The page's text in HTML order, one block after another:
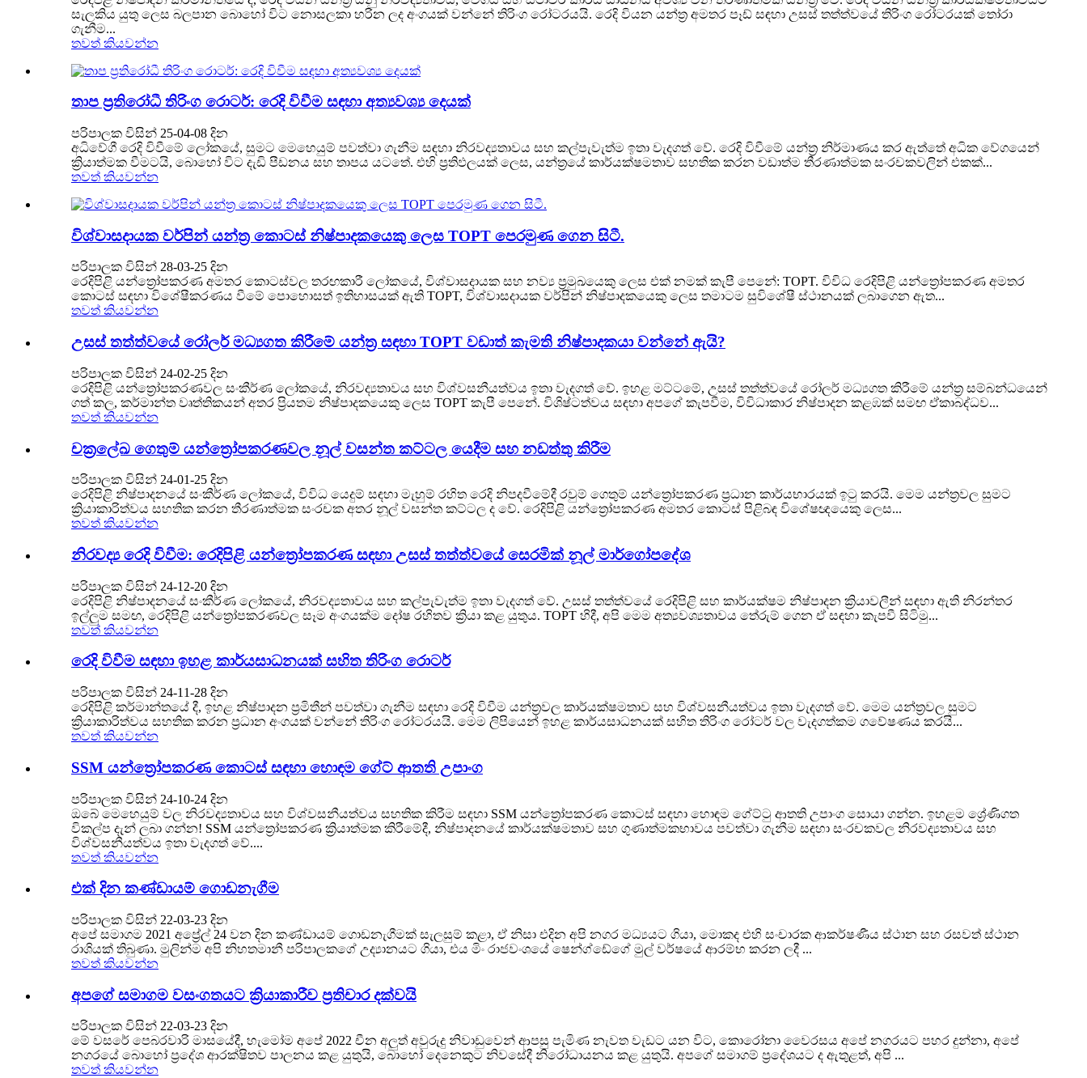
සැලකිය යුතු ලෙස බලපාන බොහෝ විට නොසලකා හරින ලද අංගයක් වන්නේ තිරිංග රෝටරයයි. රෙදි වියන යන්ත්‍ර අමතර පෑඩ් සඳහා උසස් තත්ත්වයේ තිරිංග රෝටරයක් ​​තෝරා
ගැනීම...
තවත් කියවන්න
තාප ප්‍රතිරෝධී තිරිංග රොටර්: රෙදි විවීම සඳහා අත්‍යවශ්‍ය දෙයක්
පරිපාලක විසින් 25-04-08 දින
අධිවේගී රෙදි විවීමේ ලෝකයේ, සුමට මෙහෙයුම් පවත්වා ගැනීම සඳහා නිරවද්‍යතාවය සහ කල්පැවැත්ම ඉතා වැදගත් වේ. රෙදි විවීමේ යන්ත්‍ර නිර්මාණය කර ඇත්තේ අධික වේගයෙන්
ක්‍රියාත්මක වීමටයි, බොහෝ විට දැඩි පීඩනය සහ තාපය යටතේ. එහි ප්‍රතිඵලයක් ලෙස, යන්ත්‍රයේ කාර්යක්ෂමතාව සහතික කරන වඩාත්ම තීරණාත්මක සංරචකවලින් එකක්...
තවත් කියවන්න
විශ්වාසදායක වර්පින් යන්ත්‍ර කොටස් නිෂ්පාදකයෙකු ලෙස TOPT පෙරමුණ ගෙන සිටී.
පරිපාලක විසින් 28-03-25 දින
රෙදිපිළි යන්ත්‍රෝපකරණ අමතර කොටස්වල තරඟකාරී ලෝකයේ, විශ්වාසදායක සහ නව්‍ය ප්‍රමුඛයෙකු ලෙස එක් නමක් කැපී පෙනේ: TOPT. විවිධ රෙදිපිළි යන්ත්‍රෝපකරණ අමතර
කොටස් සඳහා විශේෂීකරණය වීමේ පොහොසත් ඉතිහාසයක් ඇති TOPT, විශ්වාසදායක වර්පින් නිෂ්පාදකයෙකු ලෙස තමාටම සුවිශේෂී ස්ථානයක් ලබාගෙන ඇත...
තවත් කියවන්න
උසස් තත්ත්වයේ රෝලර් මධ්‍යගත කිරීමේ යන්ත්‍ර සඳහා TOPT වඩාත් කැමති නිෂ්පාදකයා වන්නේ ඇයි?
පරිපාලක විසින් 24-02-25 දින
රෙදිපිළි යන්ත්‍රෝපකරණවල සංකීර්ණ ලෝකයේ, නිරවද්‍යතාවය සහ විශ්වසනීයත්වය ඉතා වැදගත් වේ. ඉහළ මට්ටමේ, උසස් තත්ත්වයේ රෝලර් මධ්‍යගත කිරීමේ යන්ත්‍ර සම්බන්ධයෙන්
ගත් කල, කර්මාන්ත වෘත්තිකයන් අතර ප්‍රියතම නිෂ්පාදකයෙකු ලෙස TOPT කැපී පෙනේ. විශිෂ්ටත්වය සඳහා අපගේ කැපවීම, විවිධාකාර නිෂ්පාදන කළඹක් සමඟ ඒකාබද්ධව...
තවත් කියවන්න
චක්‍රලේඛ ගෙතුම් යන්ත්‍රෝපකරණවල නූල් වසන්ත කට්ටල යෙදීම සහ නඩත්තු කිරීම
පරිපාලක විසින් 24-01-25 දින
රෙදිපිළි නිෂ්පාදනයේ සංකීර්ණ ලෝකයේ, විවිධ යෙදුම් සඳහා මැහුම් රහිත රෙදි නිපදවීමේදී රවුම් ගෙතුම් යන්ත්‍රෝපකරණ ප්‍රධාන කාර්යභාරයක් ඉටු කරයි. මෙම යන්ත්‍රවල සුමට
ක්‍රියාකාරිත්වය සහතික කරන තීරණාත්මක සංරචක අතර නූල් වසන්ත කට්ටල ද වේ. රෙදිපිළි යන්ත්‍රෝපකරණ අමතර කොටස් පිළිබඳ විශේෂඥයෙකු ලෙස...
තවත් කියවන්න
නිරවද්‍ය රෙදි විවීම: රෙදිපිළි යන්ත්‍රෝපකරණ සඳහා උසස් තත්ත්වයේ සෙරමික් නූල් මාර්ගෝපදේශ
පරිපාලක විසින් 24-12-20 දින
රෙදිපිළි නිෂ්පාදනයේ සංකීර්ණ ලෝකයේ, නිරවද්‍යතාවය සහ කල්පැවැත්ම ඉතා වැදගත් වේ. උසස් තත්ත්වයේ රෙදිපිළි සහ කාර්යක්ෂම නිෂ්පාදන ක්‍රියාවලීන් සඳහා ඇති නිරන්තර
ඉල්ලුම සමඟ, රෙදිපිළි යන්ත්‍රෝපකරණවල සෑම අංගයක්ම දෝෂ රහිතව ක්‍රියා කළ යුතුය. TOPT හිදී, අපි මෙම අත්‍යවශ්‍යතාවය තේරුම් ගෙන ඒ සඳහා කැපවී සිටිමු...
තවත් කියවන්න
රෙදි විවීම සඳහා ඉහළ කාර්යසාධනයක් සහිත තිරිංග රොටර්
පරිපාලක විසින් 24-11-28 දින
රෙදිපිළි කර්මාන්තයේ දී, ඉහළ නිෂ්පාදන ප්‍රමිතීන් පවත්වා ගැනීම සඳහා රෙදි විවීම යන්ත්‍රවල කාර්යක්ෂමතාව සහ විශ්වසනීයත්වය ඉතා වැදගත් වේ. මෙම යන්ත්‍රවල සුමට
ක්‍රියාකාරිත්වය සහතික කරන ප්‍රධාන අංගයක් වන්නේ තිරිංග රෝටරයයි. මෙම ලිපියෙන් ඉහළ කාර්යසාධනයක් සහිත තිරිංග රෝටර් වල වැදගත්කම ගවේෂණය කරයි...
තවත් කියවන්න
SSM යන්ත්‍රෝපකරණ කොටස් සඳහා හොඳම ගේට් ආතති උපාංග
පරිපාලක විසින් 24-10-24 දින
ඔබේ මෙහෙයුම් වල නිරවද්‍යතාවය සහ විශ්වසනීයත්වය සහතික කිරීම සඳහා SSM යන්ත්‍රෝපකරණ කොටස් සඳහා හොඳම ගේට්ටු ආතති උපාංග සොයා ගන්න. ඉහළම ශ්‍රේණිගත
විකල්ප දැන් ලබා ගන්න! SSM යන්ත්‍රෝපකරණ ක්‍රියාත්මක කිරීමේදී, නිෂ්පාදනයේ කාර්යක්ෂමතාව සහ ගුණාත්මකභාවය පවත්වා ගැනීම සඳහා සංරචකවල නිරවද්‍යතාවය සහ
විශ්වසනීයත්වය ඉතා වැදගත් වේ....
තවත් කියවන්න
එක් දින කණ්ඩායම් ගොඩනැගීම
පරිපාලක විසින් 22-03-23 ​​දින
අපේ සමාගම 2021 අප්‍රේල් 24 වන දින කණ්ඩායම් ගොඩනැගීමක් සැලසුම් කළා, ඒ නිසා එදින අපි නගර මධ්‍යයට ගියා, මොකද එහි සංචාරක ආකර්ෂණීය ස්ථාන සහ රසවත් ස්ථාන
රාශියක් තිබුණා. මුලින්ම අපි නිහතමානී පරිපාලකගේ උද්‍යානයට ගියා, එය මිං රාජවංශයේ ෂෙන්ග්ඩේගේ මුල් වර්ෂයේ ආරම්භ කරන ලදී ...
තවත් කියවන්න
අපගේ සමාගම වසංගතයට ක්‍රියාකාරීව ප්‍රතිචාර දක්වයි
පරිපාලක විසින් 22-03-23 ​​දින
මේ වසරේ පෙබරවාරි මාසයේදී, හැමෝම අපේ 2022 චීන අලුත් අවුරුදු නිවාඩුවෙන් ආපසු පැමිණ නැවත වැඩට යන විට, කොරෝනා වෛරසය අපේ නගරයට පහර දුන්නා, අපේ
නගරයේ බොහෝ ප්‍රදේශ ආරක්ෂිතව පාලනය කළ යුතුයි, බොහෝ දෙනෙකුට නිවසේදී නිරෝධායනය කළ යුතුයි. අපගේ සමාගම් ප්‍රදේශයට ද ඇතුළත්, අපි ...
තවත් කියවන්න